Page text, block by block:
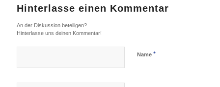
Hinterlasse einen Kommentar
An der Diskussion beteiligen?
Hinterlasse uns deinen Kommentar!
Name *